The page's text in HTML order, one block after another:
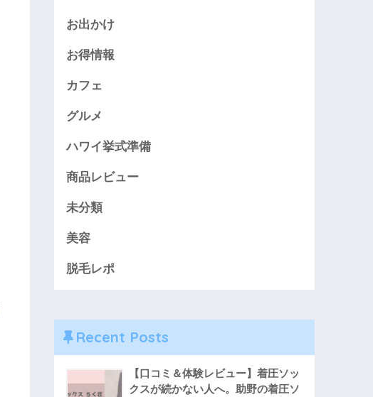
お出かけ
お得情報
カフェ
グルメ
ハワイ挙式準備
商品レビュー
未分類
美容
脱毛レポ
Recent Posts
【口コミ＆体験レビュー】着圧ソッ
クスが続かない人へ。助野の着圧ソ